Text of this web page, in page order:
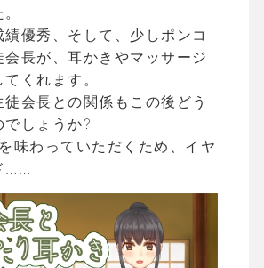
優秀、そして、少しポンコ
会長が、耳かきやマッサージ
くれます。
徒会長との関係もこの後どう
しょうか?
味わっていただくため、イヤ
……